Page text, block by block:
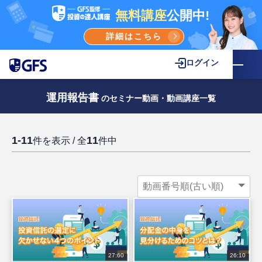
無料講座公開中!
詳細はこちら
ログイン
運用報告書 のセミナー動画・動画講座一覧
1-11件を表示 / 全11件中
27:60 26:10